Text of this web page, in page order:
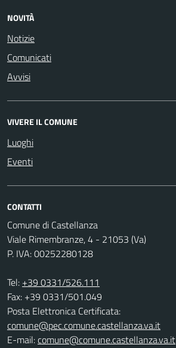
NOVITÀ
Notizie
Comunicati
Avvisi
VIVERE IL COMUNE
Luoghi
Eventi
CONTATTI
Comune di Castellanza
Viale Rimembranze, 4 - 21053 (Va)
P. IVA: 00252280128
Tel: +39 0331/526.111
Fax: +39 0331/501.049
Posta Elettronica Certificata:
comune@pec.comune.castellanza.va.it
E-mail:comune@comune.castellanza.va.it